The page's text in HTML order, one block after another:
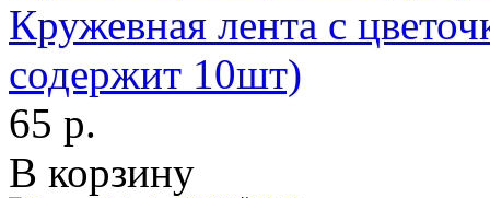
Кружевная лента с
содержит 10шт)
65 р.
В корзину